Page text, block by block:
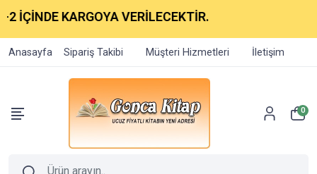
KARGOYA VERİLECEKTİR.
Anasayfa Sipariş Takibi Müşteri Hizmetleri İletişim
0